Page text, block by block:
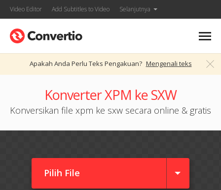
Video Editor Add Subtitles to Video Selanjutnya
Apakah Anda Perlu Teks Pengakuan? Mengenali teks
Konverter XPM ke SXW
Konversikan file xpm ke sxw secara online & gratis
Pilih File